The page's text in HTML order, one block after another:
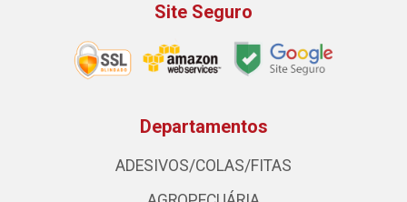
Site Seguro
Departamentos
ADESIVOS/COLAS/FITAS